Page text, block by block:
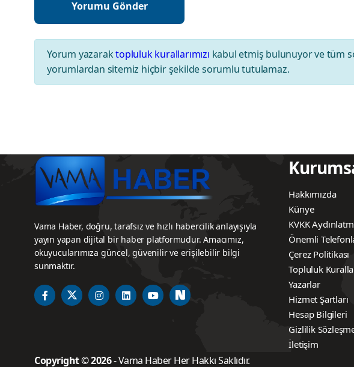
Yorum yazaraktopluluk kurallarımızı kabul etmiş bulunuyor ve tüm
yorumlardan sitemiz hiçbir şekilde sorumlu tutulamaz.
Vama Haber, doğru, tarafsız ve hızlı habercilik anlayışıyla
yayın yapan dijital bir haber platformudur. Amacımız,
okuyucularımıza güncel, güvenilir ve erişilebilir bilgi
sunmaktır.
Hakkımızda
Künye
KVKK
Önemli
Çerez Politikası
Topluluk
Yazarlar
Hizmet Şartları
Hesap Bilgileri
Gizlilik
İletişim
Copyright © 2026- Vama Haber Her Hakkı Saklıdır.